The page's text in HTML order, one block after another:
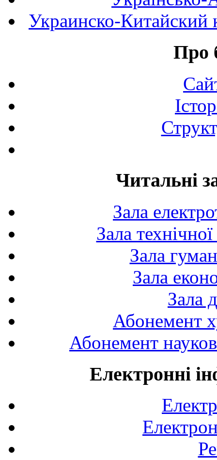
Украинско-Китайский
Про
Читальні
Зала
Зала
Зала
Зала
Зала
Абонемент
Абонемент
Електронні